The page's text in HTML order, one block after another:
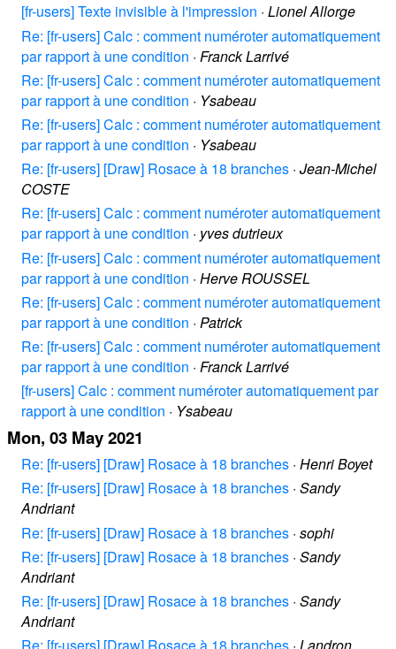
[fr-users] Texte invisible à l'impression · Lionel Allorge
Re: [fr-users] Calc : comment numéroter automatiquement
par rapport à une condition · Franck Larrivé
Re: [fr-users] Calc : comment numéroter automatiquement
par rapport à une condition · Ysabeau
Re: [fr-users] Calc : comment numéroter automatiquement
par rapport à une condition · Ysabeau
Re: [fr-users] [Draw] Rosace à 18 branches · Jean-Michel
COSTE
Re: [fr-users] Calc : comment numéroter automatiquement
par rapport à une condition · yves dutrieux
Re: [fr-users] Calc : comment numéroter automatiquement
par rapport à une condition · Herve ROUSSEL
Re: [fr-users] Calc : comment numéroter automatiquement
par rapport à une condition · Patrick
Re: [fr-users] Calc : comment numéroter automatiquement
par rapport à une condition · Franck Larrivé
[fr-users] Calc : comment numéroter automatiquement par
rapport à une condition · Ysabeau
Mon, 03 May 2021
Re: [fr-users] [Draw] Rosace à 18 branches · Henri Boyet
Re: [fr-users] [Draw] Rosace à 18 branches · Sandy
Andriant
Re: [fr-users] [Draw] Rosace à 18 branches · sophi
Re: [fr-users] [Draw] Rosace à 18 branches · Sandy
Andriant
Re: [fr-users] [Draw] Rosace à 18 branches · Sandy
Andriant